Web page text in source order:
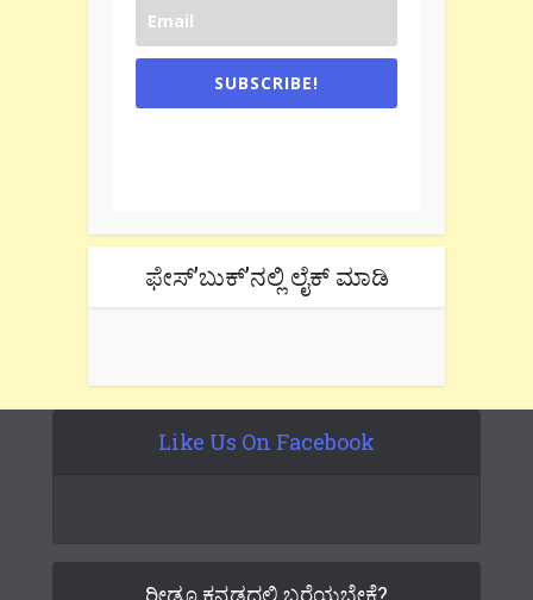
SUBSCRIBE!
ಫೇಸ್’ಬುಕ್’ನಲ್ಲಿ ಲೈಕ್ ಮಾಡಿ
Like Us On Facebook
ರೀಡೂ ಕನ್ನಡದಲ್ಲಿ ಬರೆಯಬೇಕೆ?